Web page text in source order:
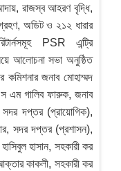
রাজস্ব আহরণ বৃদ্ধি,
অডিট ও ২১২ ধারার
PSR এন্ট্রি
আলোচনা সভা অনুষ্ঠিত
জনাব মোহাম্মদ
এম গালিব ফারুক, জনাব
দপ্তর (প্রায়োগিক),
সদর দপ্তর (প্রশাসন),
হাসান, সহকারী কর
কাকলী, সহকারী কর